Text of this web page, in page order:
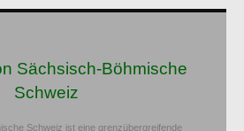
Sächsisch-Böhmische
Schweiz
Schweiz ist eine grenzübergreifende